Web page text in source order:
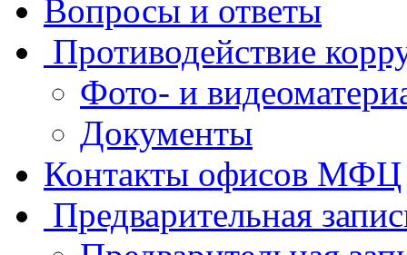
Вопросы и ответы
Противодействие
Фото- и
Документы
Контакты офисов МФЦ
Предварительная